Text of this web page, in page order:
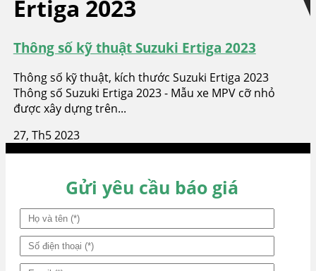
Ertiga 2023
Thông số kỹ thuật Suzuki Ertiga 2023
Thông số kỹ thuật, kích thước Suzuki Ertiga 2023
Thông số Suzuki Ertiga 2023 - Mẫu xe MPV cỡ nhỏ
được xây dựng trên...
27, Th5 2023
Gửi yêu cầu báo giá